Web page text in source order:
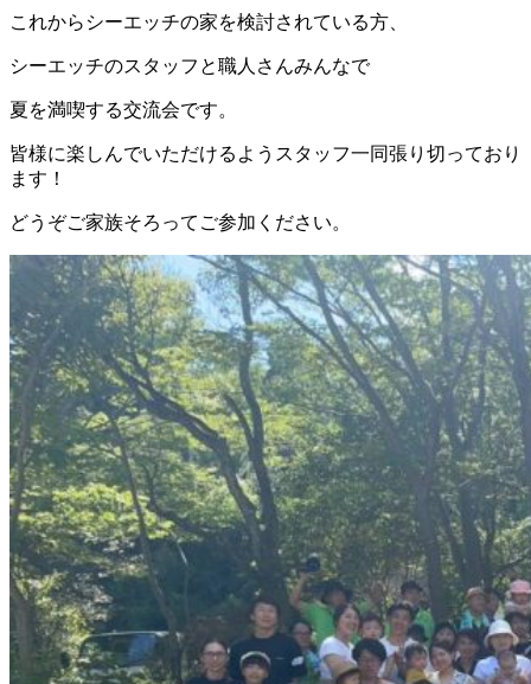
これからシーエッチの家を検討されている方、
シーエッチのスタッフと職人さんみんなで
夏を満喫する交流会です。
皆様に楽しんでいただけるようスタッフ一同張り切っており
ます！
どうぞご家族そろってご参加ください。